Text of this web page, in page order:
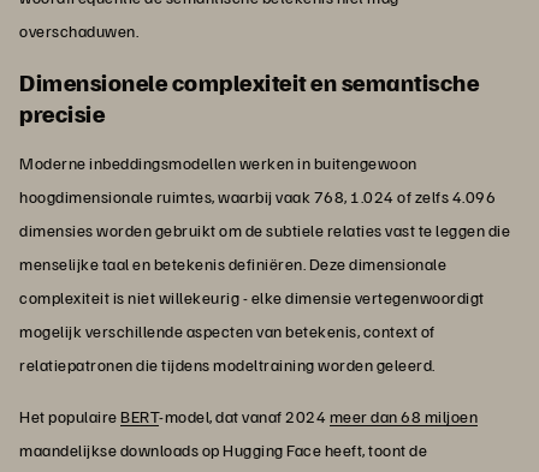
overschaduwen.
Dimensionele complexiteit en semantische
precisie
Moderne inbeddingsmodellen werken in buitengewoon
hoogdimensionale ruimtes, waarbij vaak 768, 1.024 of zelfs 4.096
dimensies worden gebruikt om de subtiele relaties vast te leggen die
menselijke taal en betekenis definiëren. Deze dimensionale
complexiteit is niet willekeurig - elke dimensie vertegenwoordigt
mogelijk verschillende aspecten van betekenis, context of
relatiepatronen die tijdens modeltraining worden geleerd.
Het populaireBERT-model, dat vanaf 2024 meer dan 68 miljoen
maandelijkse downloads op Hugging Face heeft, toont de